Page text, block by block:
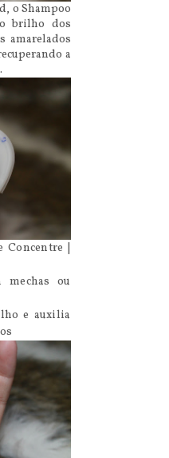
o Shampoo
brilho dos
amarelados
a
|
mechas ou
e auxilia